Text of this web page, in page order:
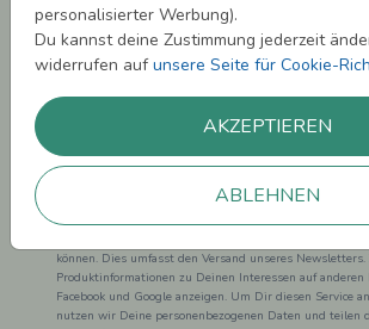
personalisierter Werbung).
Du kannst deine Zustimmung jederzeit
widerrufen aufunsere Seite für Cookie-
AKZEPTIEREN
ABLEHNEN
sichern!
Melde Dich zu unserem Newsletter an
Einwilligung zur Datennutzung für Marketingzwecke:
können. Dies umfasst den Versand unseres
Produktinformationen zu Deinen Interessen auf
Facebook und Google anzeigen. Um Dir diesen Service
nutzen wir Deine personenbezogenen Daten und teilen